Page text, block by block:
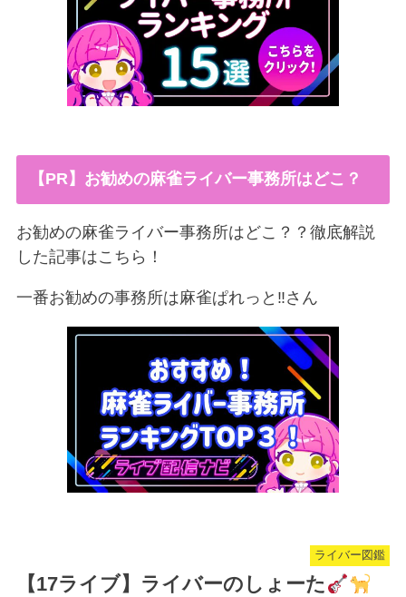
【PR】お勧めの麻雀ライバー事務所はどこ？
お勧めの麻雀ライバー事務所はどこ？？徹底解説
した記事はこちら！
一番お勧めの事務所は麻雀ぱれっと‼︎さん
ライバー図鑑
【17ライブ】ライバーのしょーた